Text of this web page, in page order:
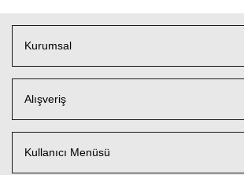
Kurumsal
Alışveriş
Kullanıcı Menüsü